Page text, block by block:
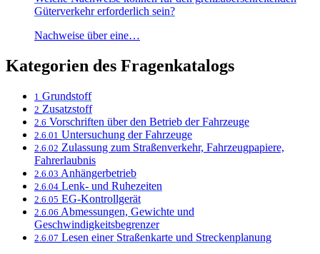
Güterverkehr erforderlich sein?
Nachweise über eine…
Kategorien des Fragenkatalogs
1 Grundstoff
2 Zusatzstoff
2.6 Vorschriften über den Betrieb der Fahrzeuge
2.6.01 Untersuchung der Fahrzeuge
2.6.02 Zulassung zum Straßenverkehr, Fahrzeugpapiere,
Fahrerlaubnis
2.6.03 Anhängerbetrieb
2.6.04 Lenk- und Ruhezeiten
2.6.05 EG-Kontrollgerät
2.6.06 Abmessungen, Gewichte und
Geschwindigkeitsbegrenzer
2.6.07 Lesen einer Straßenkarte und Streckenplanung